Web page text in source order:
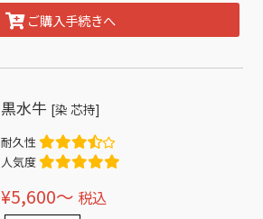
ご購入手続きへ
黒水牛 [染 芯持]
耐久性
人気度
¥5,600〜 税込